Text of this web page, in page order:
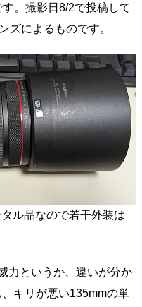
す。撮影日8/2で投稿して
ズによるものです。
ル品なので若干外装は
力というか、違いが分か
キリが悪い135mmの単